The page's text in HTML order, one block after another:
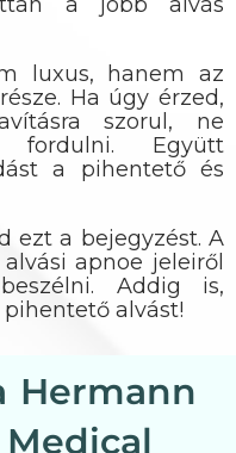
luxus, hanem az
Ha úgy érzed,
szorul, ne
fordulni. Együtt
a pihentető és
ezt a bejegyzést. A
apnoe jeleiről
Addig is,
alvást!
Hermann